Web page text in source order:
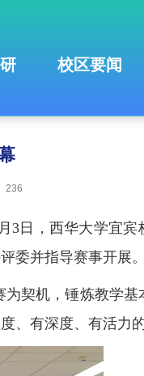
校区要闻
236
3日，西华大学宜宾
委并指导赛事开展
契机，锤炼教学基
、有深度、有活力的